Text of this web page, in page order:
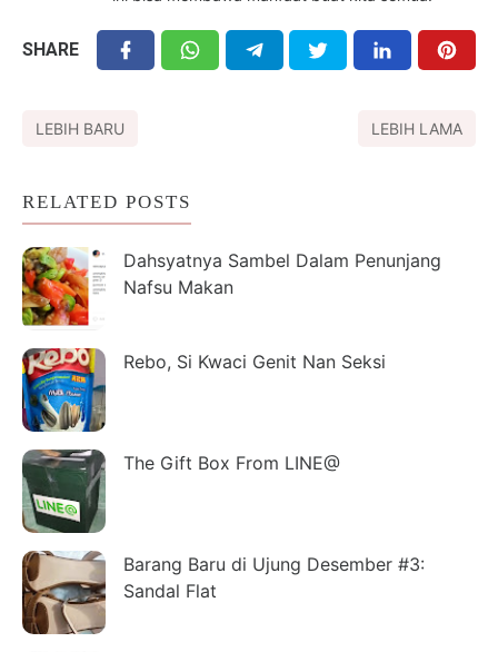
SHARE
LEBIH BARU LEBIH LAMA
RELATED POSTS
Dahsyatnya Sambel Dalam Penunjang
Nafsu Makan
Rebo, Si Kwaci Genit Nan Seksi
The Gift Box From LINE@
Barang Baru di Ujung Desember #3:
Sandal Flat